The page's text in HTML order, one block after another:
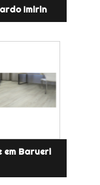
Imirin
em Barueri